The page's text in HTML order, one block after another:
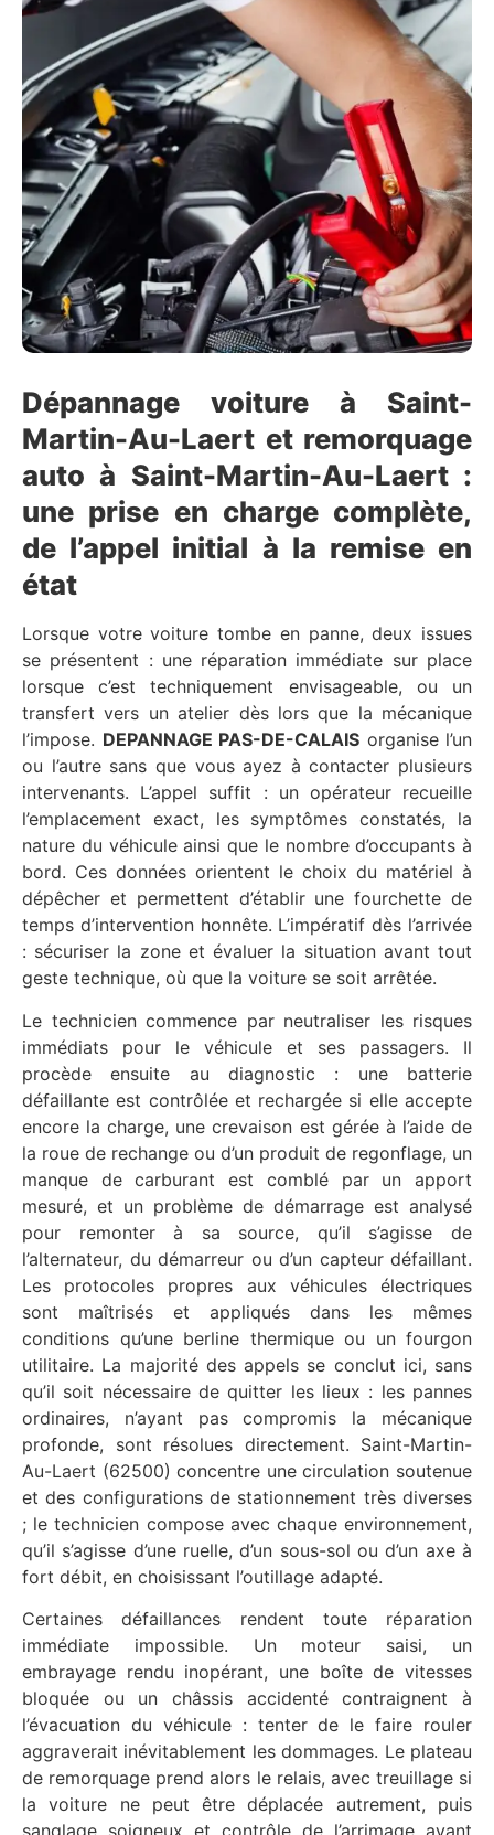
Dépannage voiture à Saint-
Martin-Au-Laert et remorquage
auto à Saint-Martin-Au-Laert :
une prise en charge complète,
de l’appel initial à la remise en
état
Lorsque votre voiture tombe en panne, deux issues
se présentent : une réparation immédiate sur place
lorsque c’est techniquement envisageable, ou un
transfert vers un atelier dès lors que la mécanique
l’impose. DEPANNAGE PAS-DE-CALAIS organise l’un
ou l’autre sans que vous ayez à contacter plusieurs
intervenants. L’appel suffit : un opérateur recueille
l’emplacement exact, les symptômes constatés, la
nature du véhicule ainsi que le nombre d’occupants à
bord. Ces données orientent le choix du matériel à
dépêcher et permettent d’établir une fourchette de
temps d’intervention honnête. L’impératif dès l’arrivée
: sécuriser la zone et évaluer la situation avant tout
geste technique, où que la voiture se soit arrêtée.
Le technicien commence par neutraliser les risques
immédiats pour le véhicule et ses passagers. Il
procède ensuite au diagnostic : une batterie
défaillante est contrôlée et rechargée si elle accepte
encore la charge, une crevaison est gérée à l’aide de
la roue de rechange ou d’un produit de regonflage, un
manque de carburant est comblé par un apport
mesuré, et un problème de démarrage est analysé
pour remonter à sa source, qu’il s’agisse de
l’alternateur, du démarreur ou d’un capteur défaillant.
Les protocoles propres aux véhicules électriques
sont maîtrisés et appliqués dans les mêmes
conditions qu’une berline thermique ou un fourgon
utilitaire. La majorité des appels se conclut ici, sans
qu’il soit nécessaire de quitter les lieux : les pannes
ordinaires, n’ayant pas compromis la mécanique
profonde, sont résolues directement. Saint-Martin-
Au-Laert (62500) concentre une circulation soutenue
et des configurations de stationnement très diverses
; le technicien compose avec chaque environnement,
qu’il s’agisse d’une ruelle, d’un sous-sol ou d’un axe à
fort débit, en choisissant l’outillage adapté.
Certaines défaillances rendent toute réparation
immédiate impossible. Un moteur saisi, un
embrayage rendu inopérant, une boîte de vitesses
bloquée ou un châssis accidenté contraignent à
l’évacuation du véhicule : tenter de le faire rouler
aggraverait inévitablement les dommages. Le plateau
de remorquage prend alors le relais, avec treuillage si
la voiture ne peut être déplacée autrement, puis